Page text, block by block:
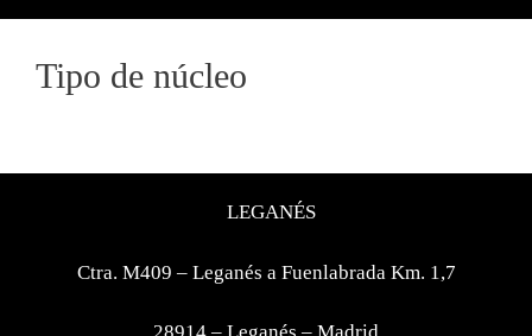
Tipo de núcleo
LEGANÉS
Ctra. M409 – Leganés a Fuenlabrada Km. 1,7